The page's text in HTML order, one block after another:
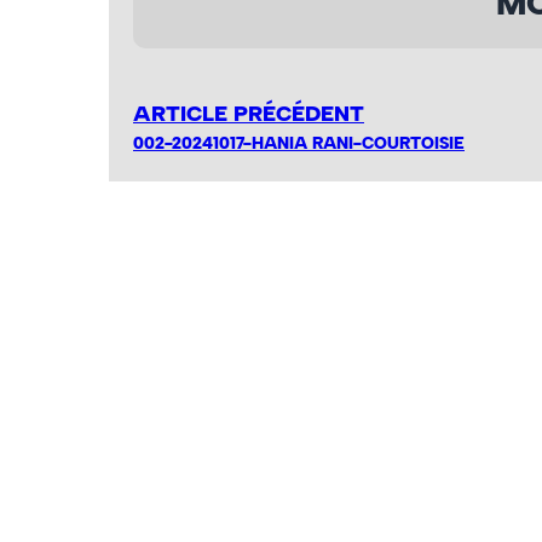
ARTICLE PRÉCÉDENT
002-20241017-HANIA RANI-COURTOISIE